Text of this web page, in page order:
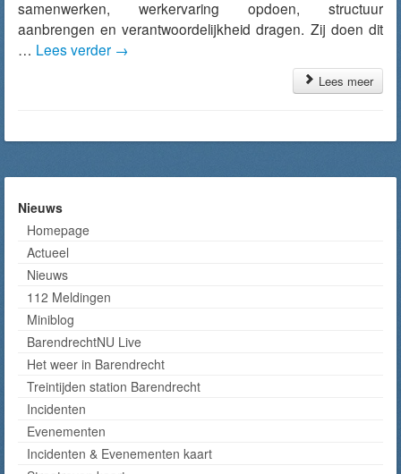
samenwerken, werkervaring opdoen, structuur
aanbrengen en verantwoordelijkheid dragen. Zij doen dit
… Lees verder →
Lees meer
Nieuws
Homepage
Actueel
Nieuws
112 Meldingen
Miniblog
BarendrechtNU Live
Het weer in Barendrecht
Treintijden station Barendrecht
Incidenten
Evenementen
Incidenten & Evenementen kaart